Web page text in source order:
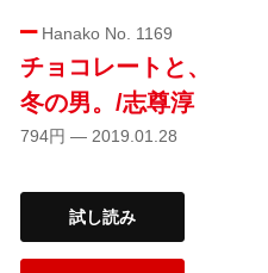
Hanako No. 1169
チョコレートと、
冬の男。/志尊淳
794円 — 2019.01.28
試し読み